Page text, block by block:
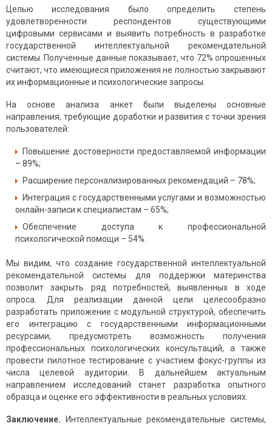
Целью исследования было определить степень
удовлетворенности респондентов существующими
цифровыми сервисами и выявить потребность в разработке
государственной интеллектуальной рекомендательной
системы. Полученные данные показывает, что 72% опрошенных
считают, что имеющиеся приложения не полностью закрывают
их информационные и психологические запросы.
На основе анализа анкет были выделены основные
направления, требующие доработки и развития с точки зрения
пользователей:
Повышение достоверности предоставляемой информации
– 89%;
Расширение персонализированных рекомендаций – 78%;
Интеграция с государственными услугами и возможностью
онлайн-записи к специалистам – 65%;
Обеспечение доступа к профессиональной
психологической помощи – 54%.
Мы видим, что создание государственной интеллектуальной
рекомендательной системы для поддержки материнства
позволит закрыть ряд потребностей, выявленных в ходе
опроса. Для реализации данной цели целесообразно
разработать приложение с модульной структурой, обеспечить
его интеграцию с государственными информационными
ресурсами, предусмотреть возможность получения
профессиональных психологических консультаций, а также
провести пилотное тестирование с участием фокус-группы из
числа целевой аудитории. В дальнейшем актуальным
направлением исследований станет разработка опытного
образца и оценке его эффективности в реальных условиях.
Заключение. Интеллектуальные рекомендательные системы,